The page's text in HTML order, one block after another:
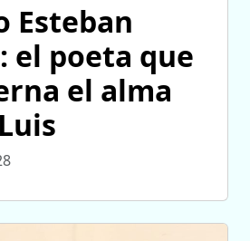
Esteban
el poeta que
el alma